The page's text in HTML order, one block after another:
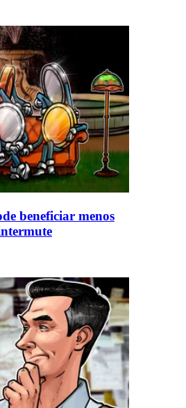
beneficiar menos